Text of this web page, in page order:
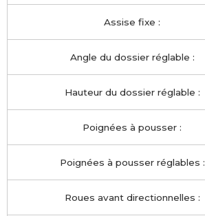
Assise fixe :
Angle du dossier réglable :
Hauteur du dossier réglable :
Poignées à pousser :
Poignées à pousser réglables :
Roues avant directionnelles :